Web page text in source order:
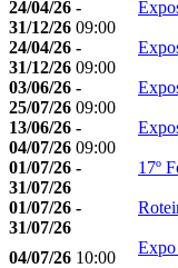
24/04/26 -
31/12/26 09:00
24/04/26 -
31/12/26 09:00
03/06/26 -
25/07/26 09:00
13/06/26 -
04/07/26 09:00
01/07/26 -
31/07/26
17º
01/07/26 -
31/07/26
04/07/26 10:00
Expo